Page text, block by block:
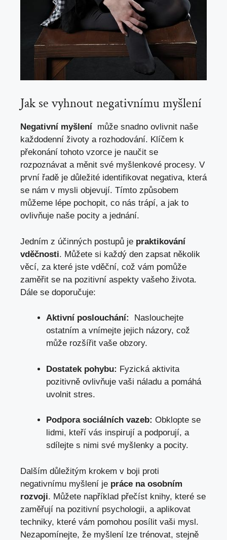
Jak se vyhnout ‍negativnímu myšlení
Negativní myšlení ⁤ může snadno ovlivnit⁤ naše ​
každodenní životy a ⁢rozhodování. Klíčem k‍
překonání ⁤tohoto ‌vzorce ‌je naučit se
rozpoznávat a měnit⁢ své myšlenkové⁤ procesy. ⁣V
první řadě‍ je důležité⁣ identifikovat negativa, ⁢která
se nám v mysli ⁢objevují. Tímto‍ způsobem
můžeme lépe ⁣pochopit, co nás trápí, a jak to
ovlivňuje ‌naše ​pocity a jednání.
Jedním z účinných postupů je praktikování
vděčnosti. Můžete ⁤si každý den zapsat několik
věcí, za které ​jste vděční, což⁢ vám pomůže
zaměřit⁣ se na​ pozitivní⁤ aspekty vašeho života.
Dále se doporučuje:
Aktivní poslouchání:
⁤ Naslouchejte
ostatním a vnímejte‌ jejich názory, což
může rozšířit vaše obzory.
Dostatek pohybu: Fyzická aktivita
pozitivně⁢ ovlivňuje vaši náladu a ​pomáhá
uvolnit stres.
Podpora sociálních vazeb: Obklopte se
lidmi, kteří vás⁤ inspirují a podporují, a
‍sdílejte‍ s ⁤nimi své myšlenky a pocity.
Dalším důležitým krokem‍ v⁣ boji proti
negativnímu myšlení je práce na osobním
rozvoji. Můžete například přečíst knihy, které se⁣
zaměřují na​ pozitivní psychologii, a ⁢aplikovat​
techniky, které⁣ vám ‍pomohou posílit vaši ⁤mysl.
Nezapomínejte, že ‍myšlení lze ⁢trénovat, stejně⁤